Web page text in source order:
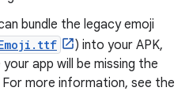
bundle the legacy emoji
) into your APK,
app will be missing the
more information, see the